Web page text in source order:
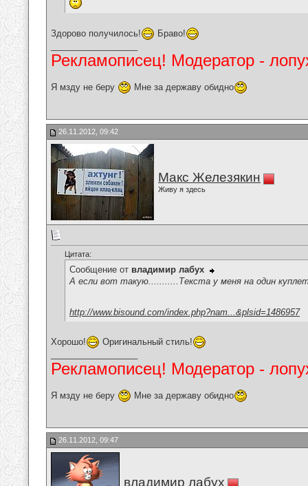
Здорово получилось!
Браво!
Рекламописец! Модератор -
Я мзду не беру Мне за державу обидно
26.11.2012, 09:42
Макс Железякин
Живу я здесь
Цитата:
Сообщение от владимир лабух
А если вот такую...........Текста у меня на один
http://www.bisound.com/index.php?nam...&plsid=1486957
Хорошо!
Оригинальный стиль!
Рекламописец! Модератор -
Я мзду не беру Мне за державу обидно
26.11.2012, 09:47
владимир лабух